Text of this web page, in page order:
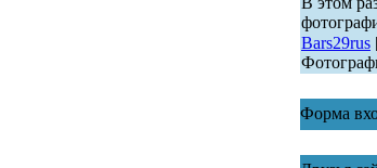
Bars29rus
Форма